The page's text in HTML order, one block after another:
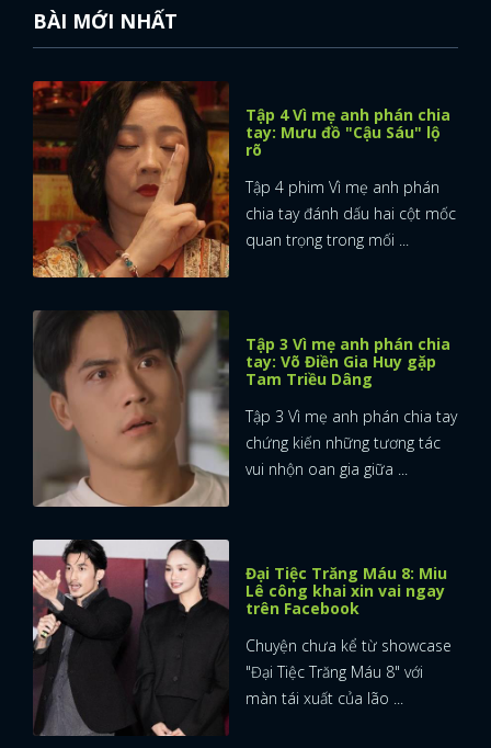
BÀI MỚI NHẤT
Tập 4 Vì mẹ anh phán chia
tay: Mưu đồ "Cậu Sáu" lộ
rõ
Tập 4 phim Vì mẹ anh phán
chia tay đánh dấu hai cột mốc
quan trọng trong mối ...
Tập 3 Vì mẹ anh phán chia
tay: Võ Điền Gia Huy gặp
Tam Triều Dâng
Tập 3 Vì mẹ anh phán chia tay
chứng kiến những tương tác
vui nhộn oan gia giữa ...
Đại Tiệc Trăng Máu 8: Miu
Lê công khai xin vai ngay
trên Facebook
Chuyện chưa kể từ showcase
"Đại Tiệc Trăng Máu 8" với
màn tái xuất của lão ...